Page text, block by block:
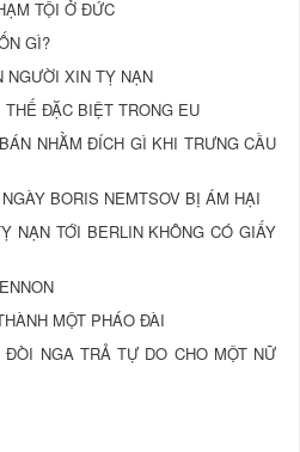
TỘI Ở ĐỨC
GÌ?
NGƯỜI XIN TỴ NẠN
ĐẶC BIỆT TRONG EU
NHẰM ĐÍCH GÌ KHI TRƯNG CẦU
BORIS NEMTSOV BỊ ÁM HẠI
NẠN TỚI BERLIN KHÔNG CÓ GIẤY
MỘT PHÁO ĐÀI
NGA TRẢ TỰ DO CHO MỘT NỮ